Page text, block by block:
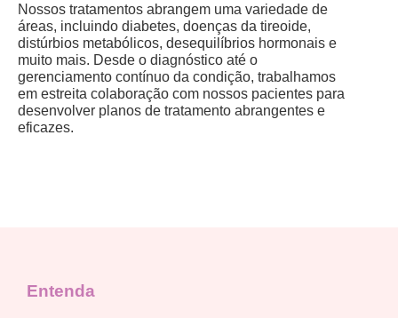
Nossos tratamentos abrangem uma variedade de
áreas, incluindo diabetes, doenças da tireoide,
distúrbios metabólicos, desequilíbrios hormonais e
muito mais. Desde o diagnóstico até o
gerenciamento contínuo da condição, trabalhamos
em estreita colaboração com nossos pacientes para
desenvolver planos de tratamento abrangentes e
eficazes.
Entenda